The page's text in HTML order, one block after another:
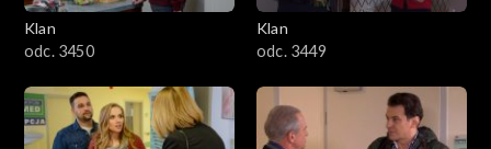
Klan
odc. 3450
Klan
odc. 3449